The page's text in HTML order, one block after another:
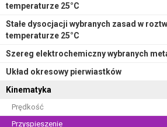
temperaturze 25°C
Stałe dysocjacji wybranych zasad w
temperaturze 25°C
Szereg elektrochemiczny wybranych
Układ okresowy pierwiastków
Kinematyka
Prędkość
Przyspieszenie